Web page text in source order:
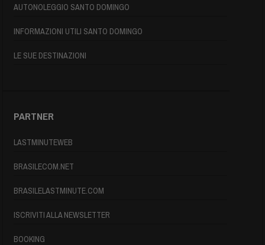
AUTONOLEGGIO SANTO DOMINGO
INFORMAZIONI UTILI SANTO DOMINGO
LE SUE DESTINAZIONI
PARTNER
LASTMINUTEWEB
BRASILECOM.NET
BRASILELASTMINUTE.COM
ISCRIVITI ALLA NEWSLETTER
BOOKING